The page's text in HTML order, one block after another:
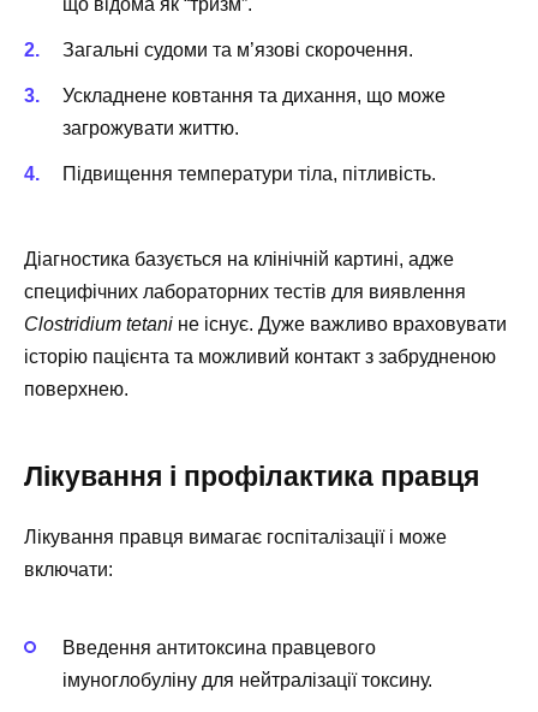
Загальні судоми та м’язові скорочення.
Ускладнене ковтання та дихання, що може
загрожувати життю.
Підвищення температури тіла, пітливість.
Діагностика базується на клінічній картині, адже
специфічних лабораторних тестів для виявлення
Clostridium tetani не існує. Дуже важливо враховувати
історію пацієнта та можливий контакт з забрудненою
поверхнею.
Лікування і профілактика правця
Лікування правця вимагає госпіталізації і може
включати:
Введення антитоксина правцевого
імуноглобуліну для нейтралізації токсину.